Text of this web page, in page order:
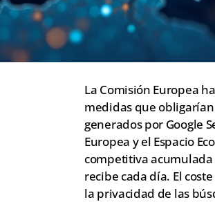
La Comisión Europea
medidas que
generados por Google
Europea y el Espacio
competitiva acumulada
recibe cada día. El
la privacidad de las